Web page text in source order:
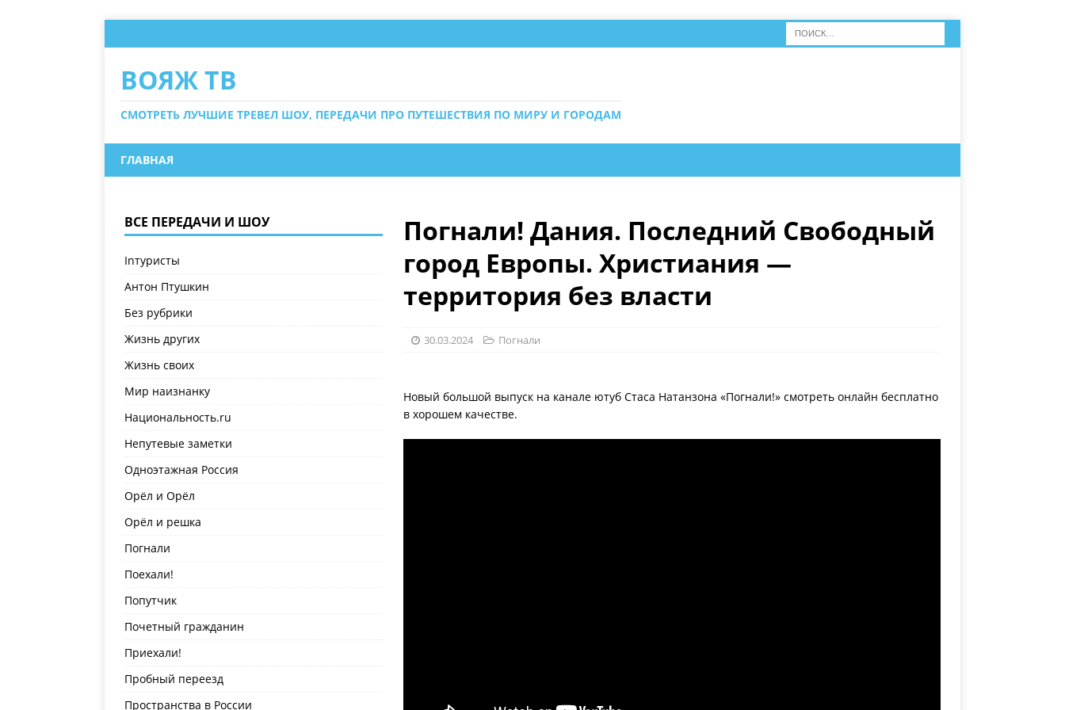
ВОЯЖ ТВ
СМОТРЕТЬ ЛУЧШИЕ ТРЕВЕЛ ШОУ, ПЕРЕДАЧИ ПРО ПУТЕШЕСТВИЯ ПО МИРУ И ГОРОДАМ
ГЛАВНАЯ
Погнали! Дания. Последний Свободный
город Европы. Христиания —
территория без власти
30.03.2024 Погнали
Новый большой выпуск на канале ютуб Стаса Натанзона «Погнали!» смотреть онлайн бесплатно
в хорошем качестве.
ВСЕ ПЕРЕДАЧИ И ШОУ
Inтуристы
Антон Птушкин
Без рубрики
Жизнь других
Жизнь своих
Мир наизнанку
Национальность.ru
Непутевые заметки
Одноэтажная Россия
Орёл и Орёл
Орёл и решка
Погнали
Поехали!
Попутчик
Почетный гражданин
Приехали!
Пробный переезд
Пространства в России